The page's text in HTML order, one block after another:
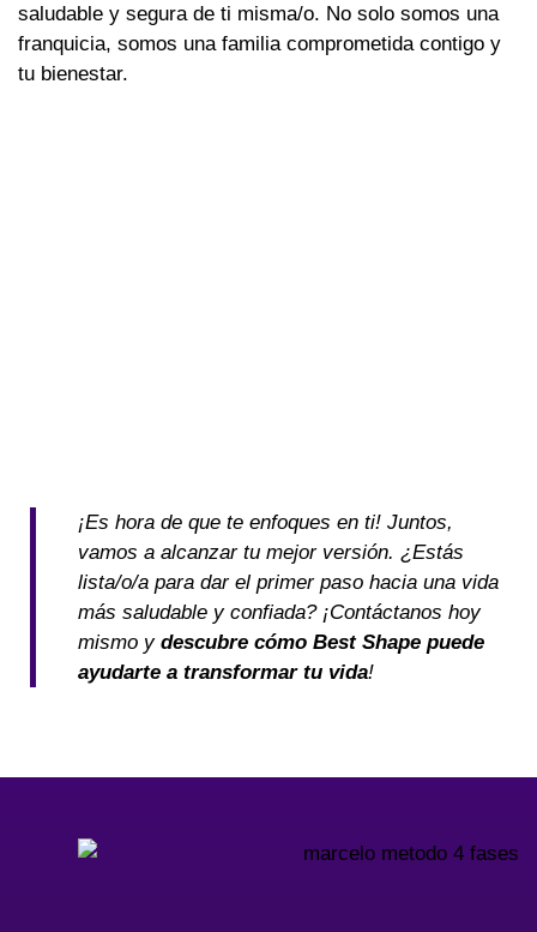
saludable y segura de ti misma/o. No solo somos una
franquicia, somos una familia comprometida contigo y
tu bienestar.
¡Es hora de que te enfoques en ti! Juntos,
vamos a alcanzar tu mejor versión. ¿Estás
lista/o/a para dar el primer paso hacia una vida
más saludable y confiada? ¡Contáctanos hoy
mismo y descubre cómo Best Shape puede
ayudarte a transformar tu vida!